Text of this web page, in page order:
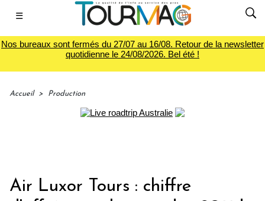
☰
Nos bureaux sont fermés du 27/07 au 16/08. Retour de la newsletter
quotidienne le 24/08/2026. Bel été !
Accueil > Production
Air Luxor Tours : chiffre